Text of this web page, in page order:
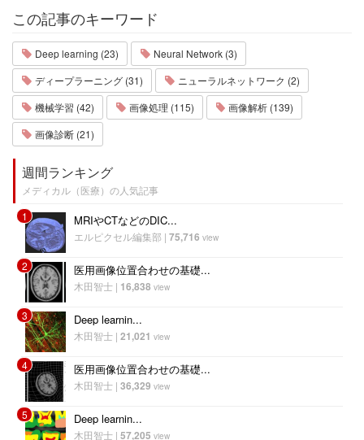
この記事のキーワード
Deep learning (23)
Neural Network (3)
ディープラーニング (31)
ニューラルネットワーク (2)
機械学習 (42)
画像処理 (115)
画像解析 (139)
画像診断 (21)
週間ランキング
メディカル（医療）の人気記事
1
MRIやCTなどのDIC...
エルピクセル編集部 | 75,716 view
2 医用画像位置合わせの基礎...
木田智士 | 16,838 view
3 Deep learnin...
木田智士 | 21,021 view
4 医用画像位置合わせの基礎...
木田智士 | 36,329 view
5 Deep learnin...
木田智士 | 57,205 view